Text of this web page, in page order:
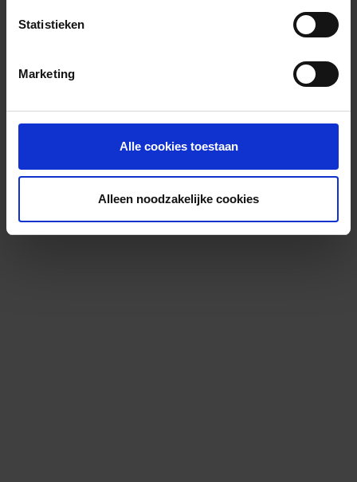
Statistieken
Marketing
Alle cookies toestaan
Alleen noodzakelijke cookies